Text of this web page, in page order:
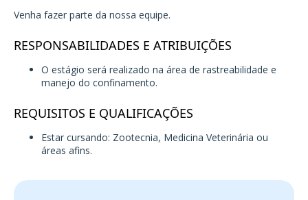
Venha fazer parte da nossa equipe.
RESPONSABILIDADES E ATRIBUIÇÕES
O estágio será realizado na área de rastreabilidade e
manejo do confinamento.
REQUISITOS E QUALIFICAÇÕES
Estar cursando: Zootecnia, Medicina Veterinária ou
áreas afins.